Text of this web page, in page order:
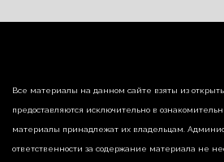
Все материалы на данном сайте взяты из
предоставляются исключительно в
материалы принадлежат их владельцам.
ответственности за содержание материала не